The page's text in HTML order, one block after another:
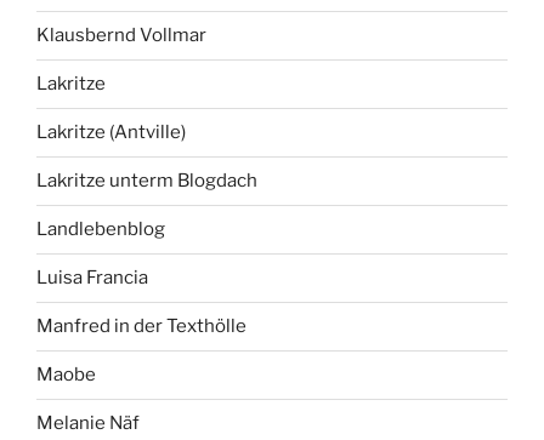
Klausbernd Vollmar
Lakritze
Lakritze (Antville)
Lakritze unterm Blogdach
Landlebenblog
Luisa Francia
Manfred in der Texthölle
Maobe
Melanie Näf